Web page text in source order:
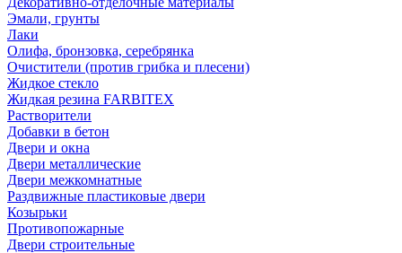
Эмали, грунты
Лаки
Олифа, бронзовка, серебрянка
Очистители (против грибка и плесени)
Жидкое стекло
Жидкая резина FARBITEX
Растворители
Добавки в бетон
Двери и окна
Двери металлические
Двери межкомнатные
Раздвижные пластиковые двери
Козырьки
Противопожарные
Двери строительные